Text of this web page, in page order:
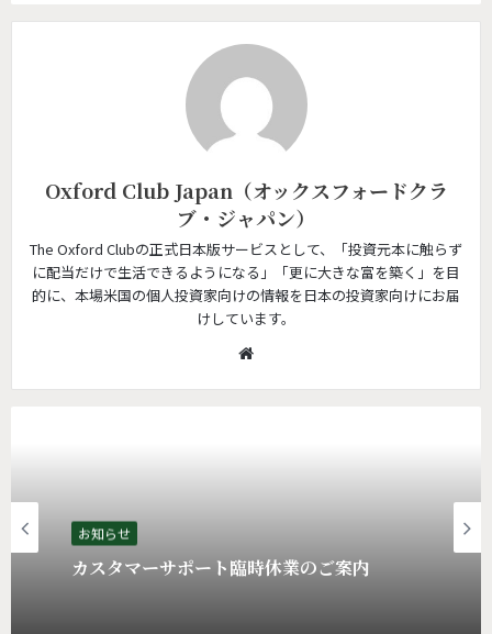
Oxford Club Japan（オックスフォードクラ
ブ・ジャパン）
The Oxford Clubの正式日本版サービスとして、「投資元本に触らず
に配当だけで生活できるようになる」「更に大きな富を築く」を目
的に、本場米国の個人投資家向けの情報を日本の投資家向けにお届
けしています。
W
お知らせ
カスタマーサポート臨時休業のご案内